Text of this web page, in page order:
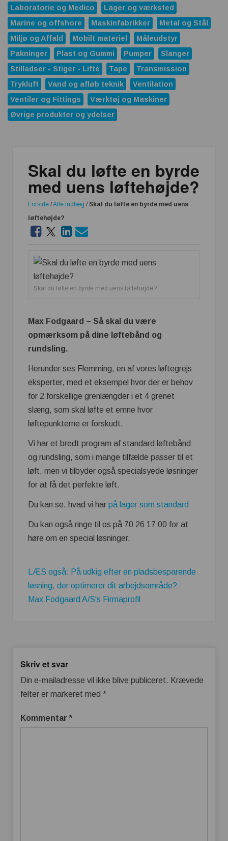
Laboratorie og Medico
Lager og værksted
Marine og offshore
Maskinfabrikker
Metal og Stål
Miljø og Affald
Mobilt materiel
Måleudstyr
Pakninger
Plast og Gummi Pumper
Slanger
Stilladser - Stiger - Lifte
Tape
Transmission
Trykluft
Vand og afløb teknik
Ventilation
Ventiler og Fittings
Værktøj og Maskiner
Øvrige produkter og ydelser
Skal du løfte en byrde
med uens løftehøjde?
Forside /Alle indlæg / Skal du løfte en byrde med uens
løftehøjde?
Skal du løfte en byrde med uens løftehøjde?
Max Fodgaard – Så skal du være
opmærksom på dine løftebånd og
rundsling.
Herunder ses Flemming, en af vores løftegrejs
eksperter, med et eksempel hvor der er behov
for 2 forskellige grenlængder i et 4 grenet
slæng, som skal løfte et emne hvor
løftepunkterne er forskudt.
Vi har et bredt program af standard løftebånd
og rundsling, som i mange tilfælde passer til et
løft, men vi tilbyder også specialsyede løsninger
for at få det perfekte løft.
Du kan se, hvad vi har på lager som standard
Du kan også ringe til os på 70 26 17 00 for at
høre om en special løsninger.
LÆS også: På udkig efter en pladsbesparende
løsning, der optimerer dit arbejdsområde?
Max Fodgaard A/S's Firmaprofil
Skriv et svar
Din e-mailadresse vil ikke blive publiceret. Krævede
felter er markeret med *
Kommentar *